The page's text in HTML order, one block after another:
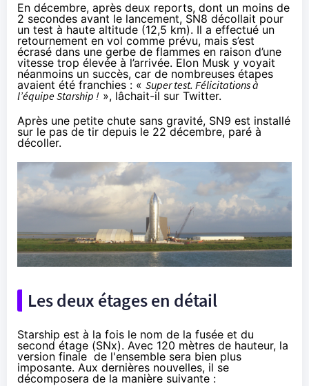
En décembre, après deux reports, dont un moins de
2 secondes avant le lancement, SN8 décollait pour
un test à haute altitude (12,5 km). Il a effectué un
retournement en vol comme prévu, mais s’est
écrasé dans une gerbe de flammes en raison d’une
vitesse trop élevée à l’arrivée. Elon Musk y voyait
néanmoins un succès, car de nombreuses étapes
avaient été franchies : « Super test. Félicitations à
l’équipe Starship ! », lâchait-il sur Twitter.
Après une petite chute sans gravité, SN9 est installé
sur le pas de tir depuis le 22 décembre, paré à
décoller.
Les deux étages en détail
Starship est à la fois le nom de la fusée et du
second étage (SNx). Avec 120 mètres de hauteur, la
version finale de l'ensemble sera bien plus
imposante. Aux dernières nouvelles, il se
décomposera de la manière suivante :